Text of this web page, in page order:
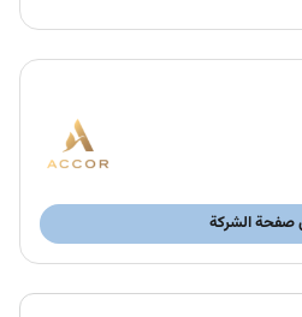
Coordinate with various
ensure
Maintain guest records
concerns to
الشركة